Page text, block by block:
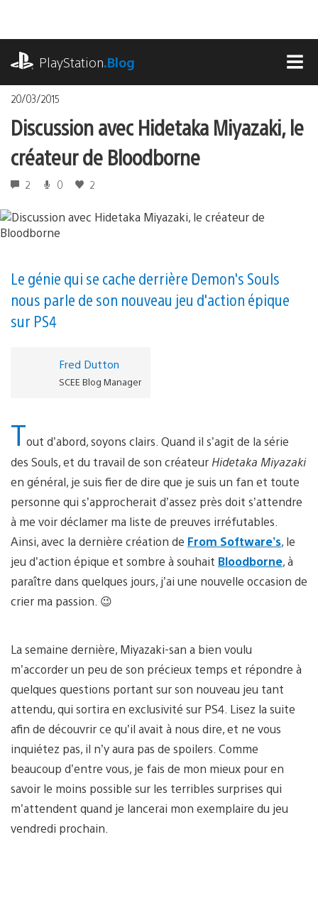
contenu
PlayStation.Blog
20/03/2015
Discussion avec Hidetaka Miyazaki, le
créateur de Bloodborne
2 0 2
Le génie qui se cache derrière Demon's Souls
nous parle de son nouveau jeu d'action épique
sur PS4
Fred Dutton
SCEE Blog Manager
Tout d’abord, soyons clairs. Quand il s’agit de la série
des Souls, et du travail de son créateur Hidetaka Miyazaki
en général, je suis fier de dire que je suis un fan et toute
personne qui s’approcherait d’assez près doit s’attendre
à me voir déclamer ma liste de preuves irréfutables.
Ainsi, avec la dernière création de From Software’s, le
jeu d’action épique et sombre à souhait Bloodborne, à
paraître dans quelques jours, j’ai une nouvelle occasion de
crier ma passion. 😉
La semaine dernière, Miyazaki-san a bien voulu
m’accorder un peu de son précieux temps et répondre à
quelques questions portant sur son nouveau jeu tant
attendu, qui sortira en exclusivité sur PS4. Lisez la suite
afin de découvrir ce qu’il avait à nous dire, et ne vous
inquiétez pas, il n’y aura pas de spoilers. Comme
beaucoup d’entre vous, je fais de mon mieux pour en
savoir le moins possible sur les terribles surprises qui
m’attendent quand je lancerai mon exemplaire du jeu
vendredi prochain.